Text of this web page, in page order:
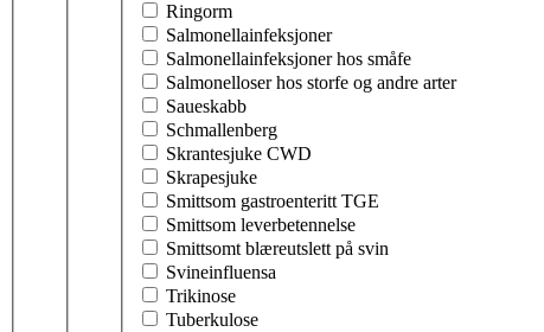
Ringorm
Salmonellainfeksjoner
Salmonellainfeksjoner hos småfe
Salmonelloser hos storfe og andre arter
Saueskabb
Schmallenberg
Skrantesjuke CWD
Skrapesjuke
Smittsom gastroenteritt TGE
Smittsom leverbetennelse
Smittsomt blæreutslett på svin
Svineinfluensa
Trikinose
Tuberkulose